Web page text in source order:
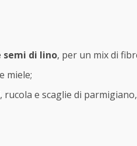
semi di lino, per un mix di
miele;
rucola e scaglie di